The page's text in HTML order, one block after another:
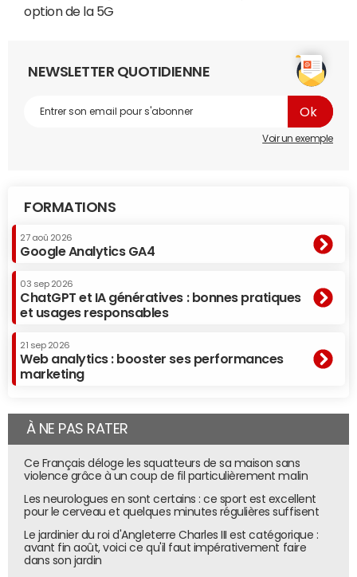
option de la 5G
NEWSLETTER QUOTIDIENNE
Voir un exemple
FORMATIONS
27 aoû 2026
Google Analytics GA4
03 sep 2026
ChatGPT et IA génératives : bonnes pratiques
et usages responsables
21 sep 2026
Web analytics : booster ses performances
marketing
À NE PAS RATER
Ce Français déloge les squatteurs de sa maison sans
violence grâce à un coup de fil particulièrement malin
Les neurologues en sont certains : ce sport est excellent
pour le cerveau et quelques minutes régulières suffisent
Le jardinier du roi d'Angleterre Charles III est catégorique :
avant fin août, voici ce qu'il faut impérativement faire
dans son jardin